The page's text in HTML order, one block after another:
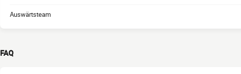
Auswärtsteam
FAQ